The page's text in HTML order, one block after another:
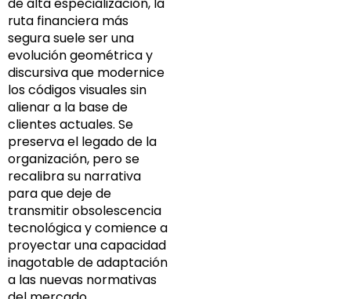
de alta especialización, la
ruta financiera más
segura suele ser una
evolución geométrica y
discursiva que modernice
los códigos visuales sin
alienar a la base de
clientes actuales. Se
preserva el legado de la
organización, pero se
recalibra su narrativa
para que deje de
transmitir obsolescencia
tecnológica y comience a
proyectar una capacidad
inagotable de adaptación
a las nuevas normativas